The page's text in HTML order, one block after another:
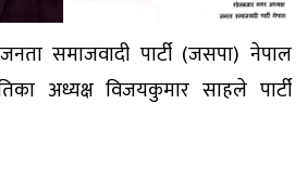
समाजवादी पार्टी (जसपा) नेपाल
अध्यक्ष विजयकुमार साहले पार्टी